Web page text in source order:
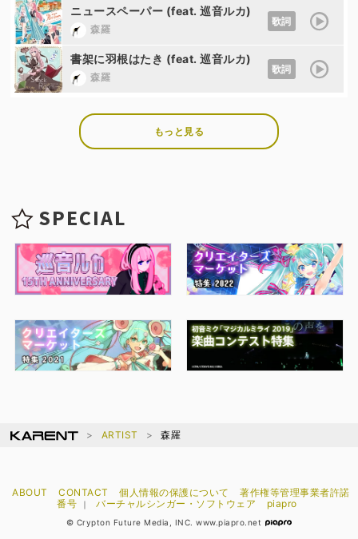
ニュースペーパー (feat. 巡音ルカ)
森羅
歌詞
書架に羽根はたき (feat. 巡音ルカ)
森羅
歌詞
もっと見る
SPECIAL
ARTIST 森羅
ABOUT CONTACT 個人情報の保護について
著作権等管理事業者許諾
番号
｜ バーチャルシンガー・ソフトウェア piapro
© Crypton Future Media, INC. www.piapro.net